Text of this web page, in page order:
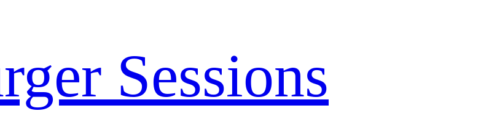
Sessions